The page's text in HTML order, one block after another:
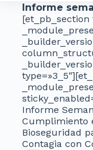
Informe
[et_pb_section
Informe
Cumplimiento
Bioseguridad
Contagia con